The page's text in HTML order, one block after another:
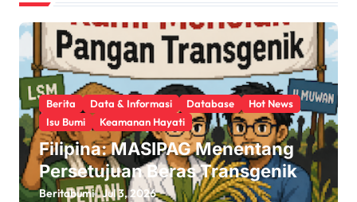
g
a
t
i
o
n
Berita Data & Informasi Database
Hot News
Isu Bumi
Keamanan Hayati
Filipina: MASIPAG Menentang
Persetujuan Beras Transgenik
Beritabumi Jul 3, 2026